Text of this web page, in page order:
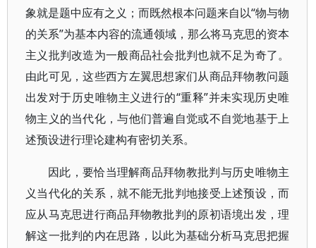
象就是题中应有之义；而既然根本问题来自以“物与物
的关系”为基本内容的流通领域，那么将马克思的资本
主义批判改造为一般商品社会批判也就不足为奇了。
由此可见，这些西方左翼思想家们从商品拜物教问题
出发对于历史唯物主义进行的“重释”并未实现历史唯
物主义的当代化，与他们普遍自觉或不自觉地基于上
述预设进行理论建构有密切关系。
因此，要恰当理解商品拜物教批判与历史唯物主
义当代化的关系，就不能无批判地接受上述预设，而
应从马克思进行商品拜物教批判的原初语境出发，理
解这一批判的内在思路，以此为基础分析马克思把握